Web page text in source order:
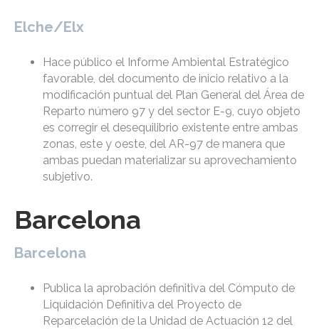
Elche/Elx
Hace público el Informe Ambiental Estratégico
favorable, del documento de inicio relativo a la
modificación puntual del Plan General del Área de
Reparto número 97 y del sector E-9, cuyo objeto
es corregir el desequilibrio existente entre ambas
zonas, este y oeste, del AR-97 de manera que
ambas puedan materializar su aprovechamiento
subjetivo.
Barcelona
Barcelona
Publica la aprobación definitiva del Cómputo de
Liquidación Definitiva del Proyecto de
Reparcelación de la Unidad de Actuación 12 del